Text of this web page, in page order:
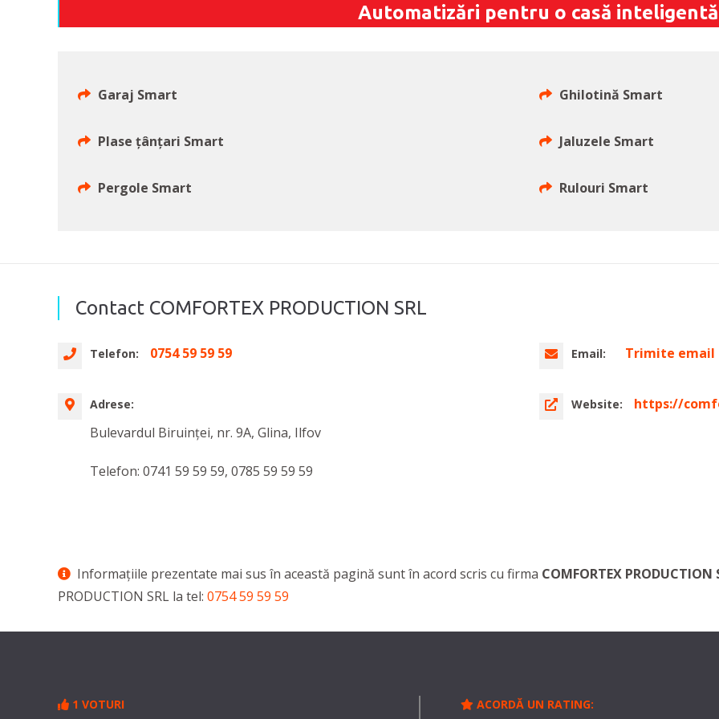
Automatizări pentru o casă
Garaj Smart Ghilotină Smart
Plase ţânţari Smart Jaluzele Smart
Pergole Smart Rulouri Smart
Contact COMFORTEX PRODUCTION SRL
Telefon: 0754 59 59 59 Email: Trimite email
Adrese:
Bulevardul Biruinţei, nr. 9A, Glina, Ilfov
Telefon: 0741 59 59 59, 0785 59 59 59
Website: https://
Informaţiile prezentate mai sus în această pagină sunt în acord scris cu firma COMFORTEX PRODUCTION
PRODUCTION SRL la tel: 0754 59 59 59
1 VOTURI ACORDĂ UN RATING: